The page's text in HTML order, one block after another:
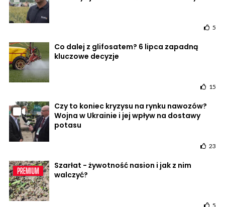
5
Co dalej z glifosatem? 6 lipca zapadną
kluczowe decyzje
15
Czy to koniec kryzysu na rynku nawozów?
Wojna w Ukrainie i jej wpływ na dostawy
potasu
23
Szarłat - żywotność nasion i jak z nim
walczyć?
5